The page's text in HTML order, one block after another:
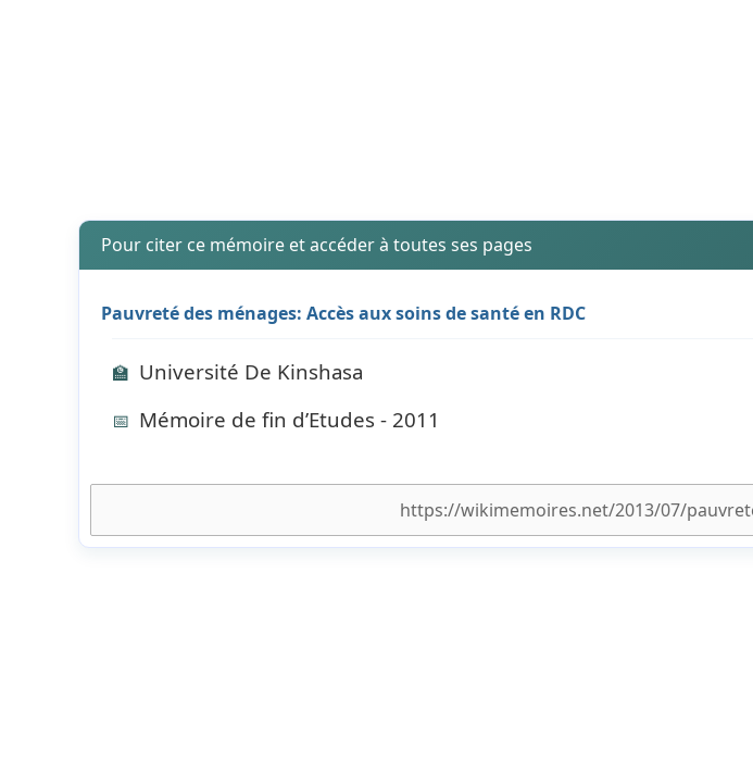
Pour citer ce mémoire et accéder à toutes ses pages
Pauvreté des ménages: Accès aux soins de santé en RDC
🏫 Université De Kinshasa
📅 Mémoire de fin d’Etudes - 2011